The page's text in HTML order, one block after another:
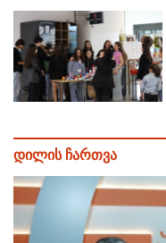
დილის ჩართვა